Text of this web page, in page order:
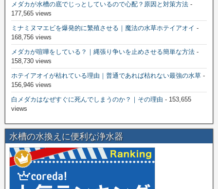
メダカが水槽の底でじっとしているので心配？原因と対策方法 -
177,565 views
ミナミヌマエビを爆発的に繁殖させる｜魔法の水草ホテイアオイ -
168,756 views
メダカが喧嘩をしている？｜縄張り争いを止めさせる簡単な方法 -
158,730 views
ホテイアオイが枯れている理由｜普通であれば枯れない最強の水草 -
156,946 views
白メダカはなぜすぐに死んでしまうのか？｜その理由 - 153,655
views
水槽の水換えに便利な浄水器